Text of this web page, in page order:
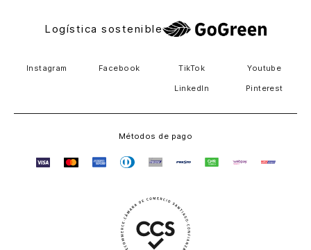
Logística sostenible
Instagram Facebook TikTok Youtube
LinkedIn Pinterest
Métodos de pago